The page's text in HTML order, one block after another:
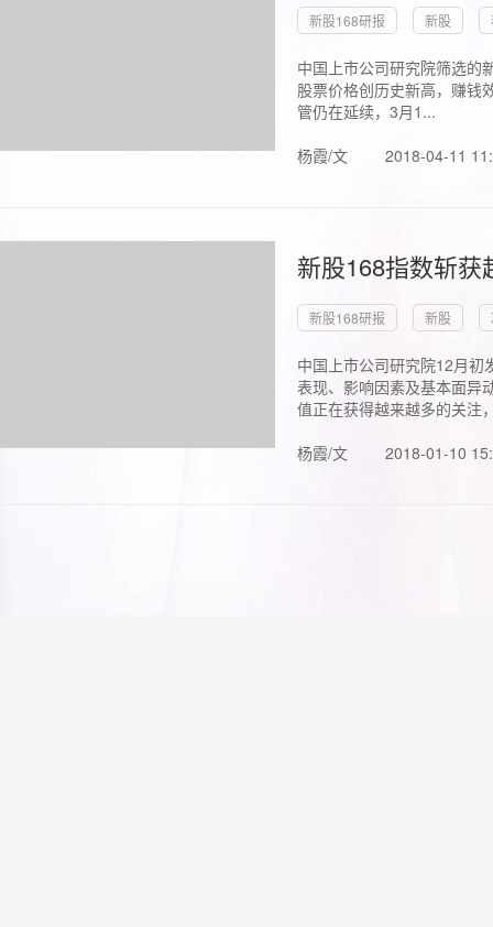
新股168研报 新股
中国上市公司研究院筛选的
股票价格创历史新高，赚钱
管仍在延续，3月1...
杨霞/文
2018-04-11
新股168指数斩
新股168研报 新股
中国上市公司研究院12月初
表现、影响因素及基本面异
值正在获得越来越多的关注
杨霞/文
2018-01-10